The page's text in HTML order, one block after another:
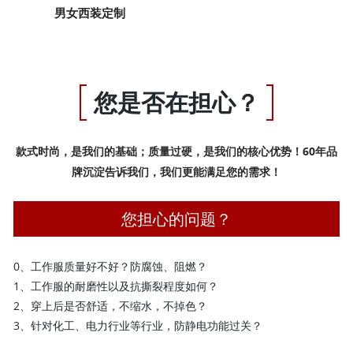
男女西装定制
您是否在担心？
款式时尚，是我们的基础；质量过硬，是我们的核心优势！60年品
牌沉淀告诉我们，我们更能满足您的需求！
您担心的问题？
0、工作服质量好不好？防腐蚀、阻燃？
1、工作服的耐磨性以及抗撕裂程度如何？
2、穿上后是否舒适，不缩水，不掉色？
3、针对化工、电力行业等行业，防静电功能过关？